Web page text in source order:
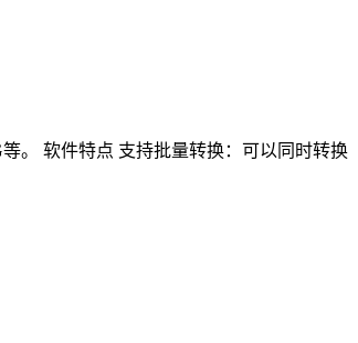
。 软件特点 支持批量转换：可以同时转换